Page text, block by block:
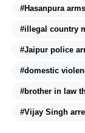
#Hasanpura
#illegal country
#Jaipur police
#domestic
#brother in law
#Vijay Singh